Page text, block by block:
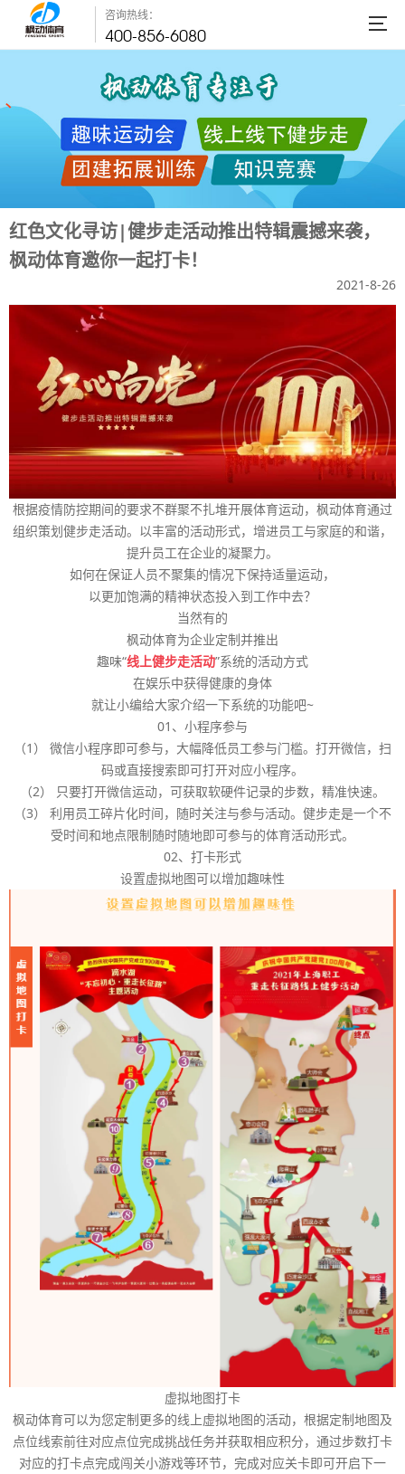
咨询热线：
400-856-6080
红色文化寻访|健步走活动推出特辑震撼来袭，
枫动体育邀你一起打卡！
2021-8-26
根据疫情防控期间的要求不群聚不扎堆开展体育运动，枫动体育通过
组织策划健步走活动。以丰富的活动形式，增进员工与家庭的和谐，
提升员工在企业的凝聚力。
如何在保证人员不聚集的情况下保持适量运动，
以更加饱满的精神状态投入到工作中去？
当然有的
枫动体育为企业定制并推出
趣味“线上健步走活动”系统的活动方式
在娱乐中获得健康的身体
就让小编给大家介绍一下系统的功能吧~
01、小程序参与
（1） 微信小程序即可参与，大幅降低员工参与门槛。打开微信，扫
码或直接搜索即可打开对应小程序。
（2） 只要打开微信运动，可获取软硬件记录的步数，精准快速。
（3） 利用员工碎片化时间，随时关注与参与活动。健步走是一个不
受时间和地点限制随时随地即可参与的体育活动形式。
02、打卡形式
设置虚拟地图可以增加趣味性
虚拟地图打卡
枫动体育可以为您定制更多的线上虚拟地图的活动，根据定制地图及
点位线索前往对应点位完成挑战任务并获取相应积分，通过步数打卡
对应的打卡点完成闯关小游戏等环节，完成对应关卡即可开启下一